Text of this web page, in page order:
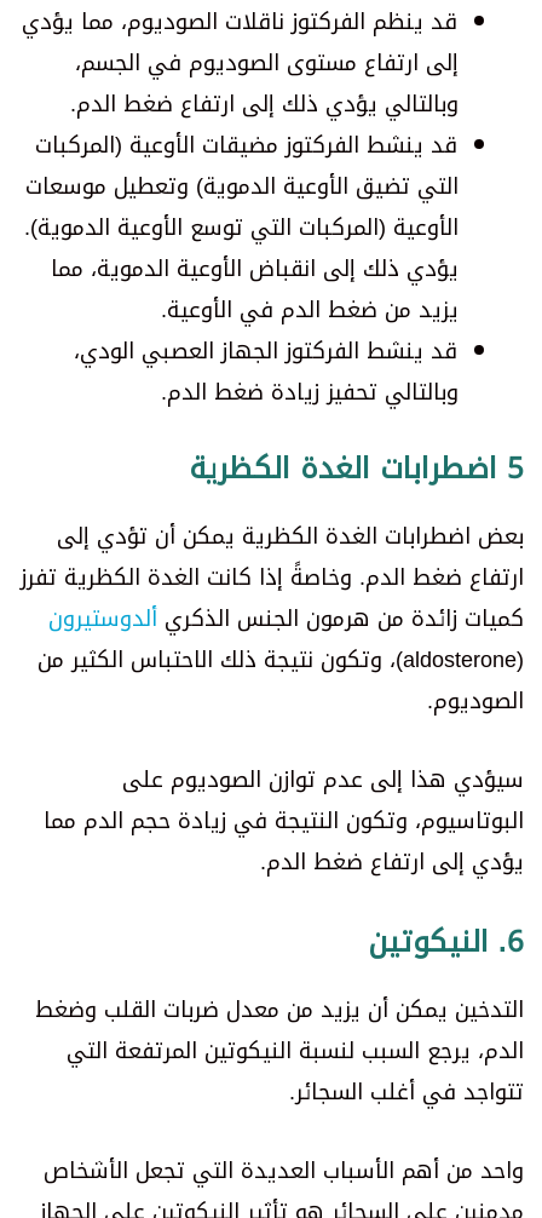
قد ينظم الفركتوز ناقلات الصوديوم، مما يؤدي
إلى ارتفاع مستوى الصوديوم في الجسم،
وبالتالي يؤدي ذلك إلى ارتفاع ضغط الدم.
قد ينشط الفركتوز مضيقات الأوعية (المركبات
التي تضيق الأوعية الدموية) وتعطيل موسعات
الأوعية (المركبات التي توسع الأوعية الدموية).
يؤدي ذلك إلى انقباض الأوعية الدموية، مما
يزيد من ضغط الدم في الأوعية.
قد ينشط الفركتوز الجهاز العصبي الودي،
وبالتالي تحفيز زيادة ضغط الدم.
5 اضطرابات الغدة الكظرية
بعض اضطرابات الغدة الكظرية يمكن أن تؤدي إلى
ارتفاع ضغط الدم. وخاصةً إذا كانت الغدة الكظرية تفرز
كميات زائدة من هرمون الجنس الذكري ألدوستيرون
(aldosterone)، وتكون نتيجة ذلك الاحتباس الكثير من
الصوديوم.
سيؤدي هذا إلى عدم توازن الصوديوم على
البوتاسيوم، وتكون النتيجة في زيادة حجم الدم مما
يؤدي إلى ارتفاع ضغط الدم.
6. النيكوتين
التدخين يمكن أن يزيد من معدل ضربات القلب وضغط
الدم، يرجع السبب لنسبة النيكوتين المرتفعة التي
تتواجد في أغلب السجائر.
واحد من أهم الأسباب العديدة التي تجعل الأشخاص